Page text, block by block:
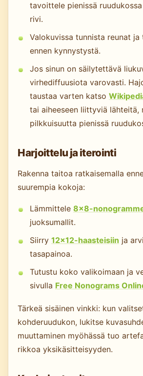
tavoittele pienissä
rivi.
Valokuvissa tunnista reunat ja
ennen kynnystystä.
Jos sinun on säilytettävä
virhediffuusiota varovasti.
taustaa varten katso
tai aiheeseen liittyviä lähteitä,
pilkkuisuutta pienissä
Harjoittelu ja iterointi
Rakenna taitoa ratkaisemalla
suurempia kokoja:
Lämmittele 8×8-
juoksumallit.
Siirry 12×12-haasteisiin ja
tasapainoa.
Tutustu koko valikoimaan ja
sivulla Free Nonograms
Tärkeä sisäinen vinkki: kun
kohderuudukon, lukitse
muuttaminen myöhässä tuo
rikkoa yksikäsitteisyyden.